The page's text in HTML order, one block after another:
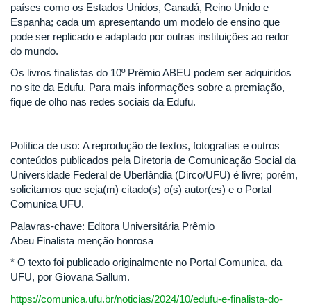
países como os Estados Unidos, Canadá, Reino Unido e
Espanha; cada um apresentando um modelo de ensino que
pode ser replicado e adaptado por outras instituições ao redor
do mundo.
Os livros finalistas do 10º Prêmio ABEU podem ser adquiridos
no site da Edufu. Para mais informações sobre a premiação,
fique de olho nas redes sociais da Edufu.
Política de uso: A reprodução de textos, fotografias e outros
conteúdos publicados pela Diretoria de Comunicação Social da
Universidade Federal de Uberlândia (Dirco/UFU) é livre; porém,
solicitamos que seja(m) citado(s) o(s) autor(es) e o Portal
Comunica UFU.
Palavras-chave: Editora Universitária Prêmio
Abeu Finalista menção honrosa
* O texto foi publicado originalmente no Portal Comunica, da
UFU, por Giovana Sallum.
https://comunica.ufu.br/noticias/2024/10/edufu-e-finalista-do-